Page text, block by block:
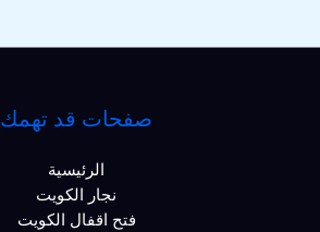
صفحات قد تهمك
الرئيسية
نجار الكويت
فتح اقفال الكويت